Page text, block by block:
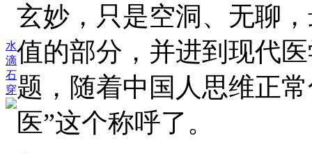
水
滴
石
穿
玄妙，只是空洞、无聊
值的部分，并进到现代
题，随着中国人思维正
医”这个称呼了。